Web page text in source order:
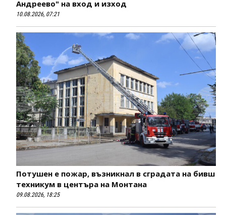
Андреево" на вход и изход
10.08.2026, 07:21
Потушен е пожар, възникнал в сградата на бивш
техникум в центъра на Монтана
09.08.2026, 18:25